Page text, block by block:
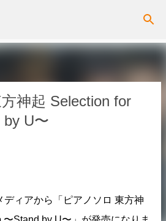
イン コンテンツに移動
神起 Selection for
by U〜
ディアから「ピアノソロ 東方神